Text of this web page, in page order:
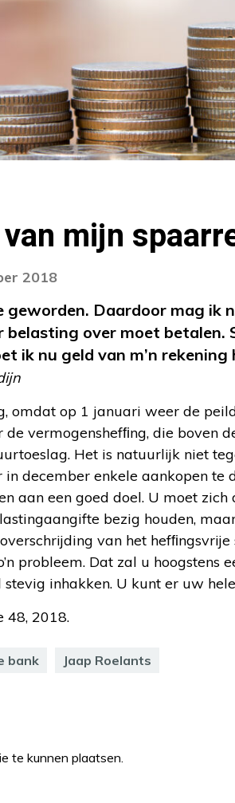
mijn
2018
geworden. Daardoor mag ik
belasting over moet betalen.
ik nu geld van m’n
omdat op 1 januari weer de
vermogenshefﬁng, die boven
Het is natuurlijk niet
december enkele aankopen te
aan een goed doel. U moet
bezig houden,
van het
probleem. Dat zal u hoogstens
inhakken. U kunt er uw
48, 2018.
bank Jaap Roelants
te kunnen plaatsen.